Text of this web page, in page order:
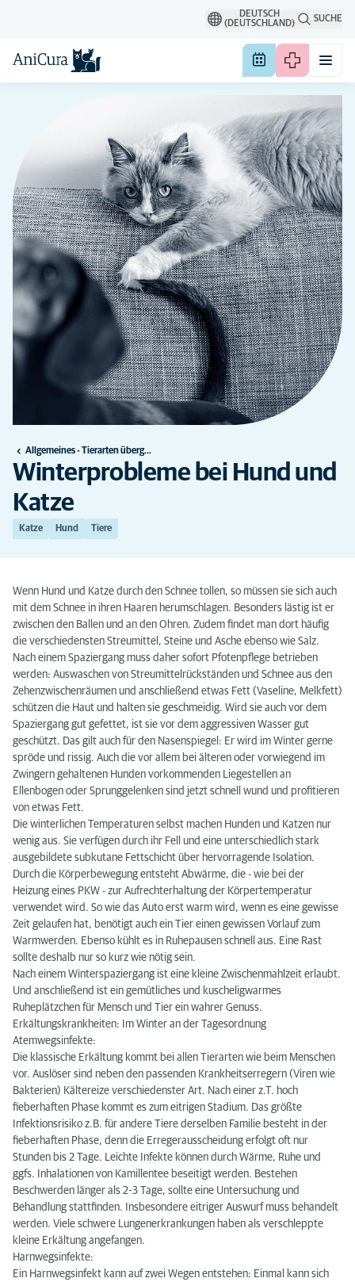
DEUTSCH
(DEUTSCHLAND)
SUCHE
Allgemeines - Tierarten übergreifend
Winterprobleme bei Hund und
Katze
Katze Hund Tiere
Wenn Hund und Katze durch den Schnee tollen, so müssen sie sich auch
mit dem Schnee in ihren Haaren herumschlagen. Besonders lästig ist er
zwischen den Ballen und an den Ohren. Zudem findet man dort häufig
die verschiedensten Streumittel, Steine und Asche ebenso wie Salz.
Nach einem Spaziergang muss daher sofort Pfotenpflege betrieben
werden: Auswaschen von Streumittelrückständen und Schnee aus den
Zehenzwischenräumen und anschließend etwas Fett (Vaseline, Melkfett)
schützen die Haut und halten sie geschmeidig. Wird sie auch vor dem
Spaziergang gut gefettet, ist sie vor dem aggressiven Wasser gut
geschützt. Das gilt auch für den Nasenspiegel: Er wird im Winter gerne
spröde und rissig. Auch die vor allem bei älteren oder vorwiegend im
Zwingern gehaltenen Hunden vorkommenden Liegestellen an
Ellenbogen oder Sprunggelenken sind jetzt schnell wund und profitieren
von etwas Fett.
Die winterlichen Temperaturen selbst machen Hunden und Katzen nur
wenig aus. Sie verfügen durch ihr Fell und eine unterschiedlich stark
ausgebildete subkutane Fettschicht über hervorragende Isolation.
Durch die Körperbewegung entsteht Abwärme, die - wie bei der
Heizung eines PKW - zur Aufrechterhaltung der Körpertemperatur
verwendet wird. So wie das Auto erst warm wird, wenn es eine gewisse
Zeit gelaufen hat, benötigt auch ein Tier einen gewissen Vorlauf zum
Warmwerden. Ebenso kühlt es in Ruhepausen schnell aus. Eine Rast
sollte deshalb nur so kurz wie nötig sein.
Nach einem Winterspaziergang ist eine kleine Zwischenmahlzeit erlaubt.
Und anschließend ist ein gemütliches und kuscheligwarmes
Ruheplätzchen für Mensch und Tier ein wahrer Genuss.
Erkältungskrankheiten: Im Winter an der Tagesordnung
Atemwegsinfekte:
Die klassische Erkältung kommt bei allen Tierarten wie beim Menschen
vor. Auslöser sind neben den passenden Krankheitserregern (Viren wie
Bakterien) Kältereize verschiedenster Art. Nach einer z.T. hoch
fieberhaften Phase kommt es zum eitrigen Stadium. Das größte
Infektionsrisiko z.B. für andere Tiere derselben Familie besteht in der
fieberhaften Phase, denn die Erregerausscheidung erfolgt oft nur
Stunden bis 2 Tage. Leichte Infekte können durch Wärme, Ruhe und
ggfs. Inhalationen von Kamillentee beseitigt werden. Bestehen
Beschwerden länger als 2-3 Tage, sollte eine Untersuchung und
Behandlung stattfinden. Insbesondere eitriger Auswurf muss behandelt
werden. Viele schwere Lungenerkrankungen haben als verschleppte
kleine Erkältung angefangen.
Harnwegsinfekte:
Ein Harnwegsinfekt kann auf zwei Wegen entstehen: Einmal kann sich